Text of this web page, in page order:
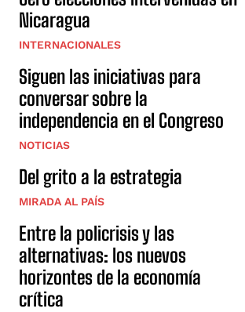
Nicaragua
INTERNACIONALES
Siguen las iniciativas para
conversar sobre la
independencia en el Congreso
NOTICIAS
Del grito a la estrategia
MIRADA AL PAÍS
Entre la policrisis y las
alternativas: los nuevos
horizontes de la economía
crítica